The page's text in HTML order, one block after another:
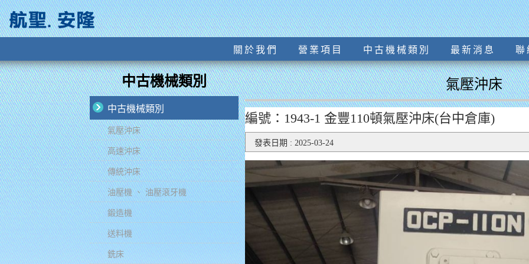
關於我們 營業項目 中古機械類別 最新消息 聯
中古機械類別
中古機械類別
氣壓沖床
高速沖床
傳統沖床
油壓機 、 油壓滾牙機
鍛造機
送料機
銑床
氣壓沖床
編號：1943-1 金豐110頓氣壓沖床(台中倉庫)
發表日期 : 2025-03-24